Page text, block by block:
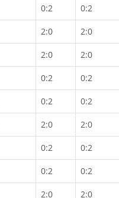
0:2 0:2
2:0 2:0
2:0 2:0
0:2 0:2
0:2 0:2
2:0 2:0
0:2 0:2
0:2 0:2
2:0 2:0